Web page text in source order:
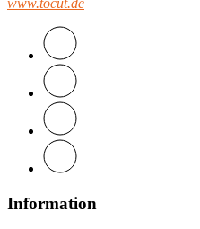
www.tocut.de
Information